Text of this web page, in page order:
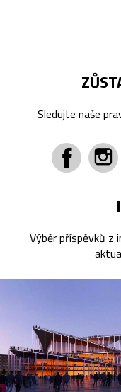
Sledujte naše
Výběr příspěvků z